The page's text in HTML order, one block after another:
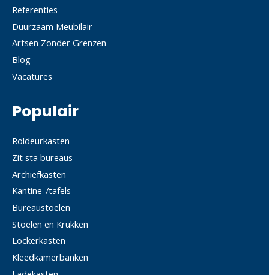
Referenties
Duurzaam Meubilair
Artsen Zonder Grenzen
Blog
Vacatures
Populair
Roldeurkasten
Zit sta bureaus
Archiefkasten
Kantine-/tafels
Bureaustoelen
Stoelen en Krukken
Lockerkasten
Kleedkamerbanken